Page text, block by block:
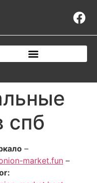
спб
–
market.fun –